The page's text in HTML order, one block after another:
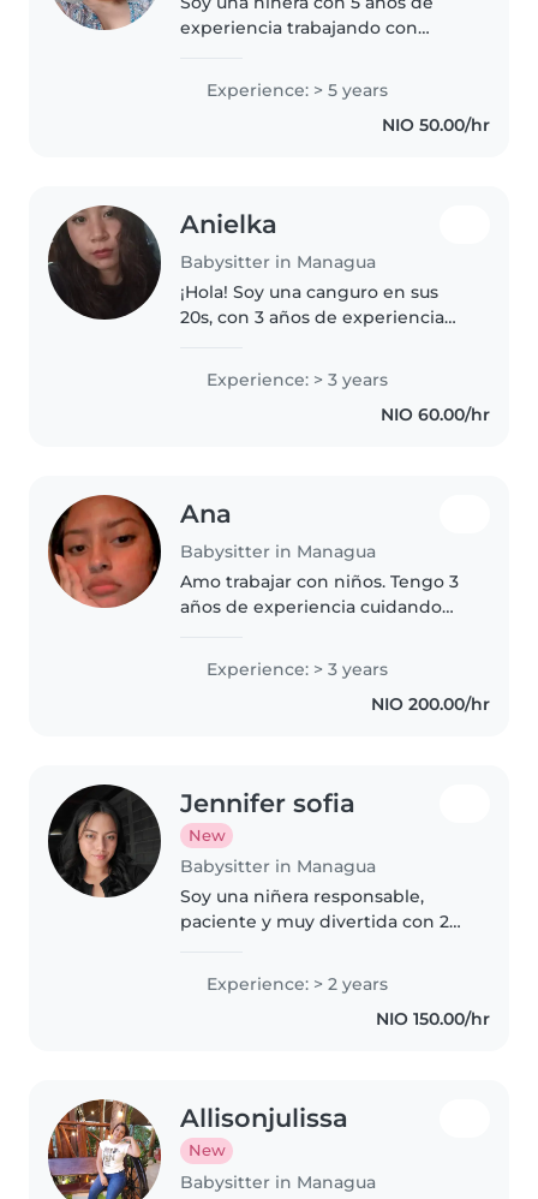
experiencia trabajando con
bebés hasta adolescentes. Me
considero una persona
responsable, amigable y
Experience: > 5 years
NIO 50.00/hr
Anielka
Babysitter in Managua
¡Hola! Soy una canguro en sus
20s, con 3 años de experiencia
responsable, amigable y
paciente, y me encanta dibujar,
leer cuentos y jugar con los
Experience: > 3 years
NIO 60.00/hr
Ana
Babysitter in Managua
Amo trabajar con niños. Tengo 3
años de experiencia cuidando
y niños pequeños. ¡Tengo
muchas ganas de cuidar de sus
hijos! Puedes contactarme si
Experience: > 3 years
NIO 200.00/hr
Jennifer sofia
New
Babysitter in Managua
Soy una niñera responsable,
paciente y muy divertida con 2
niños en etapa preescolar y
escolar. Me encanta dibujar, leer
cuentos y hacer manualidades
Experience: > 2 years
NIO 150.00/hr
Allisonjulissa
New
Babysitter in Managua